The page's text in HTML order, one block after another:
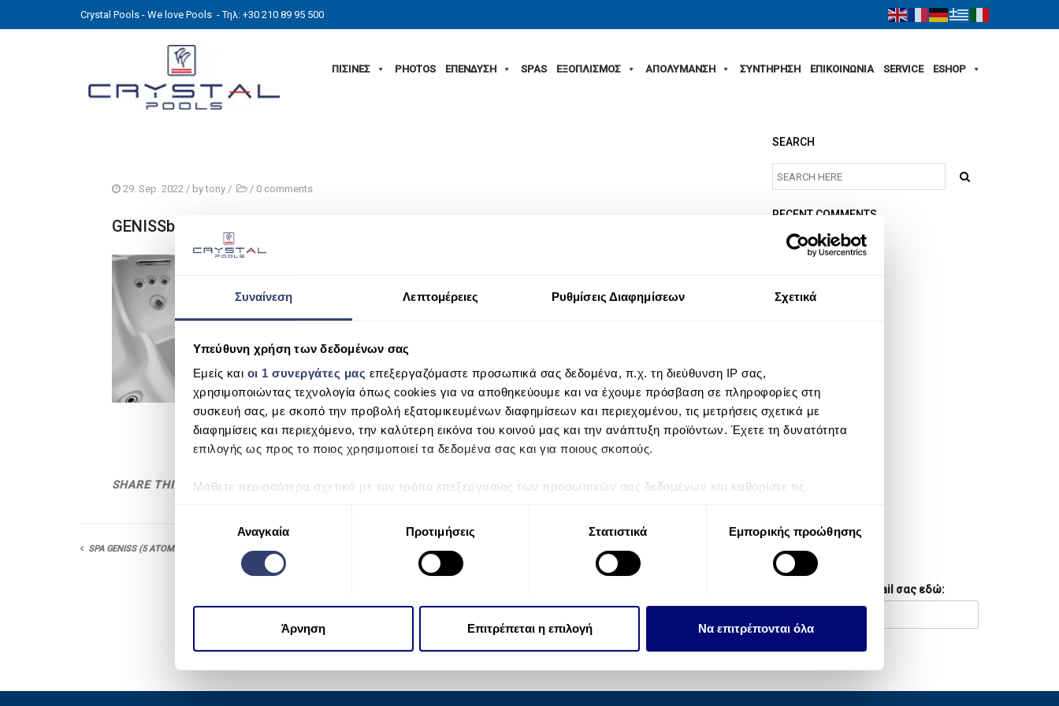
Συναίνεση Λεπτομέρειες Ρυθμίσεις Διαφημίσεων Σχετικά
Υπεύθυνη χρήση των δεδομένων σας
Εμείς και οι 1 συνεργάτες μας επεξεργαζόμαστε προσωπικά σας δεδομένα, π.χ. τη διεύθυνση IP σας,
χρησιμοποιώντας τεχνολογία όπως cookies για να αποθηκεύουμε και να έχουμε πρόσβαση σε πληροφορίες στη
συσκευή σας, με σκοπό την προβολή εξατομικευμένων διαφημίσεων και περιεχομένου, τις μετρήσεις σχετικά με
διαφημίσεις και περιεχόμενο, την καλύτερη εικόνα του κοινού μας και την ανάπτυξη προϊόντων. Έχετε τη δυνατότητα
επιλογής ως προς το ποιος χρησιμοποιεί τα δεδομένα σας και για ποιους σκοπούς.
Μάθετε περισσότερα σχετικά με τον τρόπο επεξεργασίας των προσωπικών σας δεδομένων και καθορίστε τις
πάσα στιγμή από τη Δήλωση Cookies.
Χρησιμοποιούμε cookie για την εξατομίκευση περιεχομένου και διαφημίσεων, την παροχή λειτουργιών κοινωνικών
από μέρους σας χρήση των υπηρεσιών τους.
ι
υ
Αναγκαία Προτιμήσεις Στατιστικά Εμπορικής προώθησης
Άρνηση Επιτρέπεται η επιλογή Να επιτρέπονται όλα
Crystal Pools - We love Pools - Τηλ: +30 210 89 95 500
ΠΙΣΙΝΕΣ PHOTOS ΕΠΕΝΔΥΣΗ SPAS ΕΞΟΠΛΙΣΜΟΣ ΑΠΟΛΥΜΑΝΣΗ ΣΥΝΤΗΡΗΣΗ ΕΠΙΚΟΙΝΩΝΙΑ SERVICE ESHOP
29. Sep. 2022 / bytony / / 0 comments
GENISSb
SHARE THIS
SPA GENISS (5 ΑΤΟΜΑ)
SEARCH
RECENT COMMENTS
ARCHIVES
CATEGORIES
Log in
Comments feed
NEWSLETTER
Συμπληρώστε το email σας εδώ: